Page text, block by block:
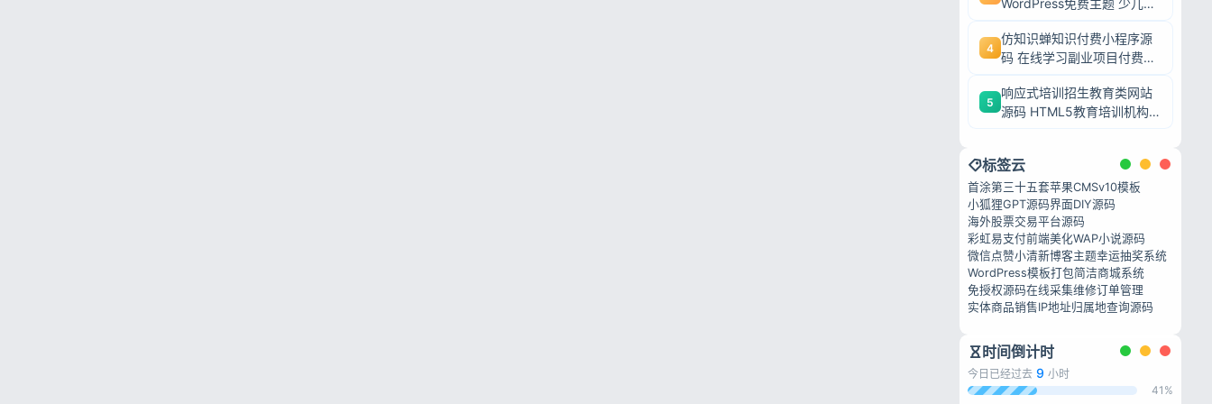
WordPress免费主题 少儿培
4
仿知识蝉知识付费小程序源
码 在线学习副业项目付费系
5
响应式培训招生教育类网站
源码 HTML5教育培训机构
标签云
首涂第三十五套苹果CMSv10模板
小狐狸GPT源码界面DIY源码
海外股票交易平台源码
彩虹易支付前端美化WAP小说源码
微信点赞小清新博客主题幸运抽奖系统
WordPress模板打包简洁商城系统
免授权源码在线采集维修订单管理
实体商品销售IP地址归属地查询源码
时间倒计时
今日已经过去 9 小时
41%